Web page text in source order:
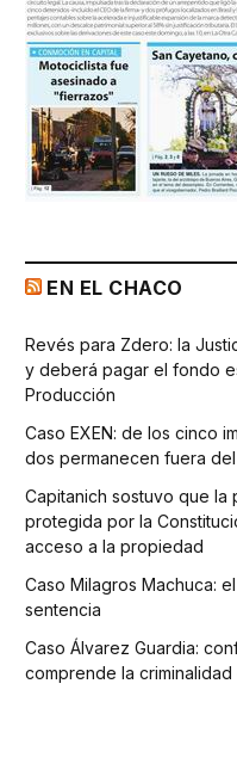
EN EL CHACO
Revés para Zdero: la
y deberá pagar el fondo
Producción
Caso EXEN: de los cinco
dos permanecen fuera
Capitanich sostuvo que
protegida por la
acceso a la propiedad
Caso Milagros Machuca:
sentencia
Caso Álvarez Guardia:
comprende la